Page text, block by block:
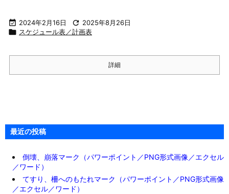
 2024年2月16日  2025年8月26日
 スケジュール表／計画表
詳細
最近の投稿
倒壊、崩落マーク（パワーポイント／PNG形式画像／エクセル
／ワード）
てすり、柵へのもたれマーク（パワーポイント／PNG形式画像
／エクセル／ワード）